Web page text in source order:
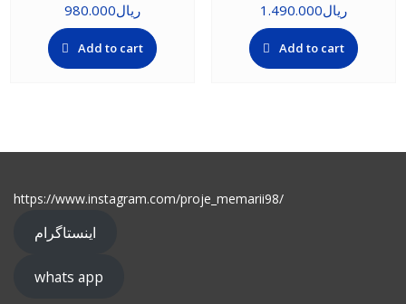
ریال980.000
Add to cart
ریال1.490.000
Add to cart
https://www.instagram.com/proje_memarii98/
اینستاگرام
whats app